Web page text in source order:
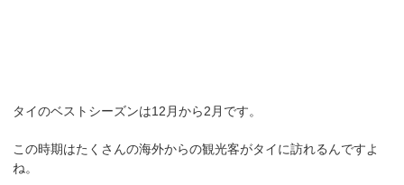
タイのベストシーズンは12月から2月です。
この時期はたくさんの海外からの観光客がタイに訪れるんですよ
ね。